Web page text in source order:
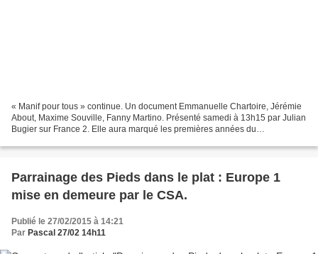
« Manif pour tous » continue. Un document Emmanuelle Chartoire, Jérémie
About, Maxime Souville, Fanny Martino. Présenté samedi à 13h15 par Julian
Bugier sur France 2. Elle aura marqué les premières années du
Parrainage des Pieds dans le plat : Europe 1
mise en demeure par le CSA.
Publié le 27/02/2015 à 14:21
Par Pascal 27/02 14h11